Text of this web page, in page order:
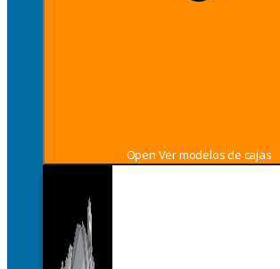
Open Ver modelos de cajas